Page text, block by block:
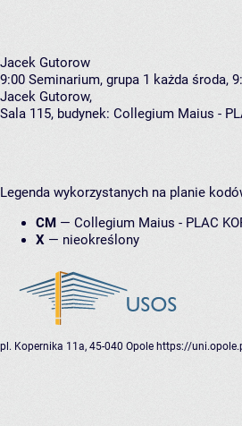
Jacek Gutorow
9:00 Seminarium, grupa 1 każda środa,
Jacek Gutorow,
Sala 115, budynek: Collegium Maius -
Legenda wykorzystanych na planie
CM — Collegium Maius - PLAC
X — nieokreślony
pl. Kopernika 11a, 45-040 Opole https://